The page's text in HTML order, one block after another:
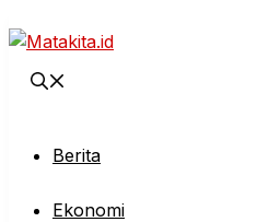
ke
Berita
Ekonomi